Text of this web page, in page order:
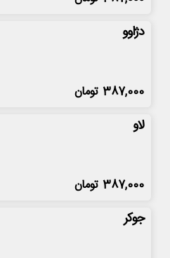
دژاوو
387,000 تومان
لاو
387,000 تومان
جوکر